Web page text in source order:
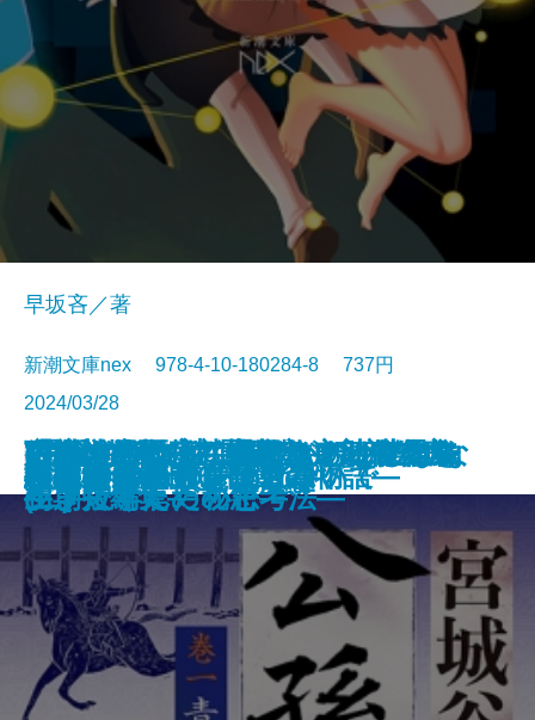
令和元年のテロリズム
ごんぎつね でんでんむしのかな
しみ―新美南吉傑作選―
古くてあたらしい仕事
絆―棋士たち 師弟の物語―
ごんぎつねの夢
小説8050
AI監獄ウイグル
夜の人々
可能性の怪物 文豪とアルケミス
ト短編集
VR浮遊館の謎―探偵AIのリアル・
ディープラーニング―
早坂吝／著
新潮文庫nex 978-4-10-180284-8 737円
2024/03/28
文庫電子書籍あり
公孫龍 巻一 青龍篇
上野アンダーグラウンド
おカネの教室―僕らがおかしなク
ラブで学んだ秘密―
羅城門に啼く
「科学的」は武器になる―世界を
生き抜くための思考法―
放浪・雪の夜―織田作之助傑作集
―
(霊媒の話より)題未定―安部公房
初期短編集―
空白の意匠―初期ミステリ傑作集
(二)―
わたしの名前を消さないで
幽世の薬剤師6